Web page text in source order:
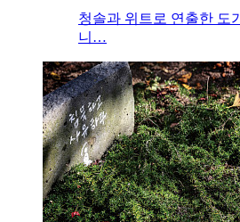
청솔과 위트로 연출한 도
니…